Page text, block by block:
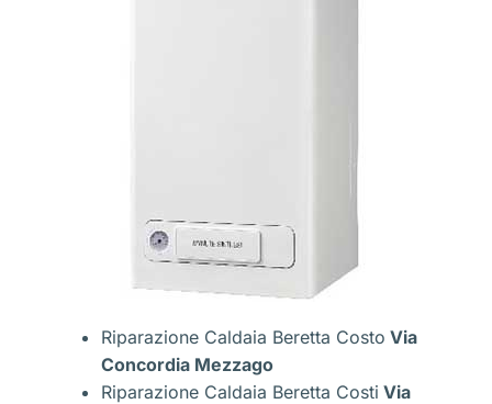
Riparazione Caldaia Beretta Costo Via
Concordia Mezzago
Riparazione Caldaia Beretta Costi Via